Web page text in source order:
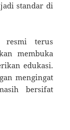
standar di
resmi terus
membuka
edukasi.
mengingat
bersifat